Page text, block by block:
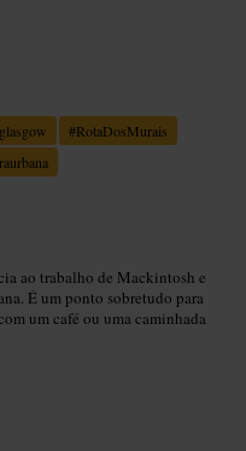
#RotaDosMurais
ao trabalho de Mackintosh e
É um ponto sobretudo para
um café ou uma caminhada